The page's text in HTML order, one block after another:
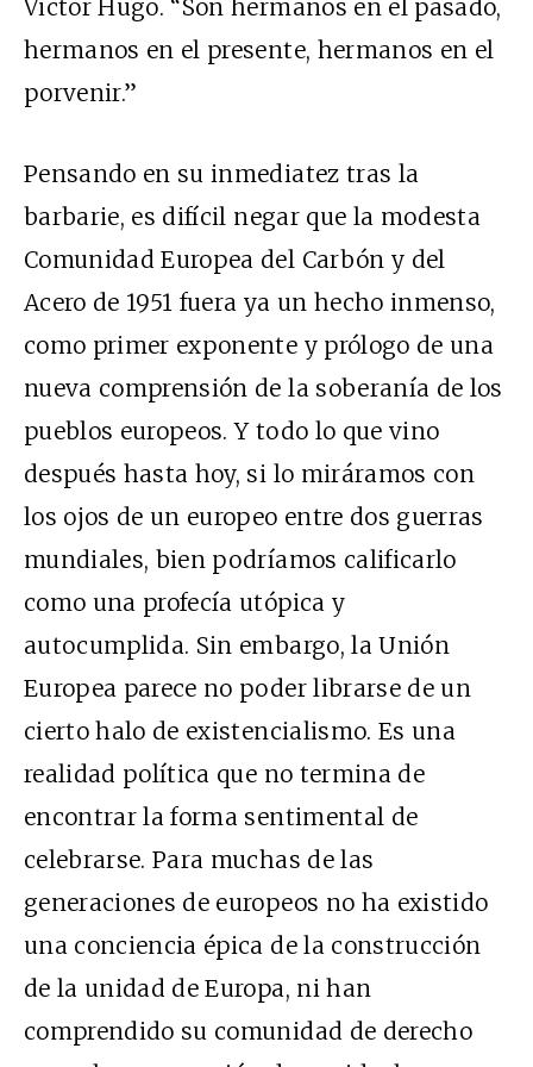
Victor Hugo. “Son hermanos en el pasado,
hermanos en el presente, hermanos en el
porvenir.”
Pensando en su inmediatez tras la
barbarie, es difícil negar que la modesta
Comunidad Europea del Carbón y del
Acero de 1951 fuera ya un hecho inmenso,
como primer exponente y prólogo de una
nueva comprensión de la soberanía de los
pueblos europeos. Y todo lo que vino
después hasta hoy, si lo miráramos con
los ojos de un europeo entre dos guerras
mundiales, bien podríamos calificarlo
como una profecía utópica y
autocumplida. Sin embargo, la Unión
Europea parece no poder librarse de un
cierto halo de existencialismo. Es una
realidad política que no termina de
encontrar la forma sentimental de
celebrarse. Para muchas de las
generaciones de europeos no ha existido
una conciencia épica de la construcción
de la unidad de Europa, ni han
comprendido su comunidad de derecho